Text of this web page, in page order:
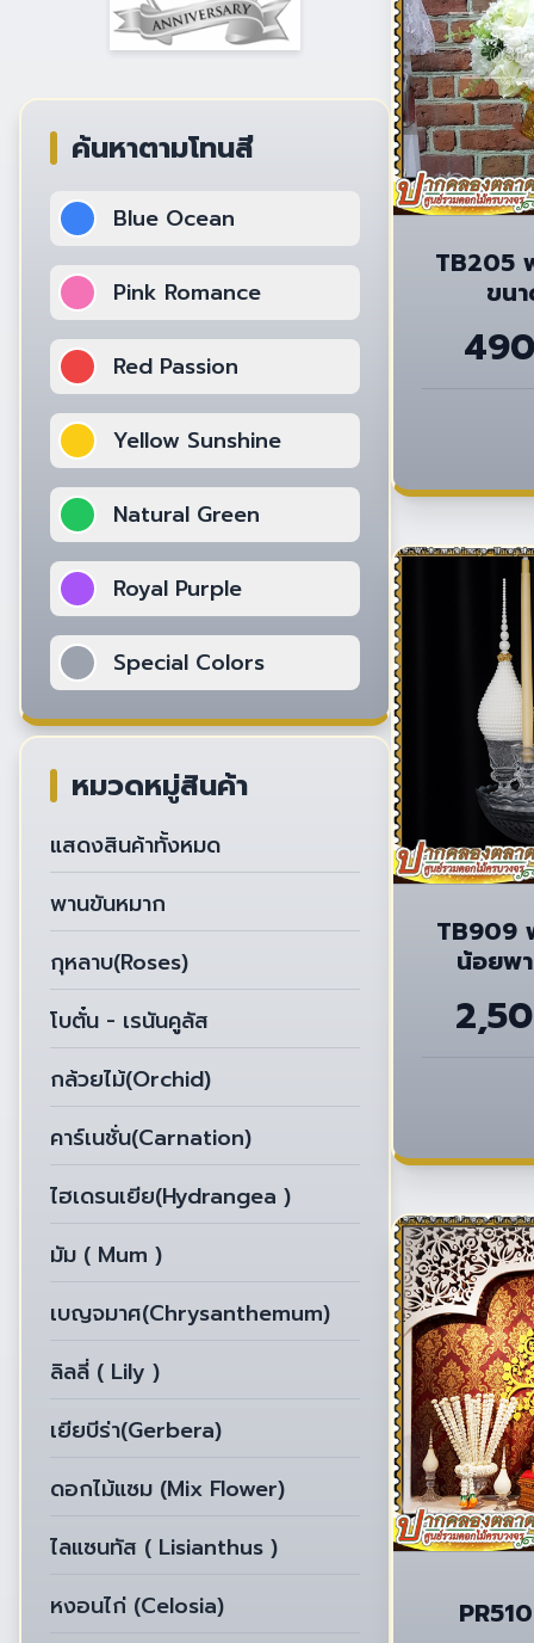
ค้นหาตามโทนสี
Blue Ocean
Pink Romance
Red Passion
Yellow Sunshine
Natural Green
Royal Purple
Special Colors
หมวดหมู่สินค้า
แสดงสินค้าทั้งหมด
พานขันหมาก
กุหลาบ(Roses)
โบตั๋น - เรนันคูลัส
กล้วยไม้(Orchid)
คาร์เนชั่น(Carnation)
ไฮเดรนเยีย(Hydrangea )
มัม ( Mum )
เบญจมาศ(Chrysanthemum)
ลิลลี่ ( Lily )
เยียบีร่า(Gerbera)
ดอกไม้แซม (Mix Flower)
ไลแซนทัส ( Lisianthus )
หงอนไก่ (Celosia)
TB205
ขน
TB909
น้อยพ